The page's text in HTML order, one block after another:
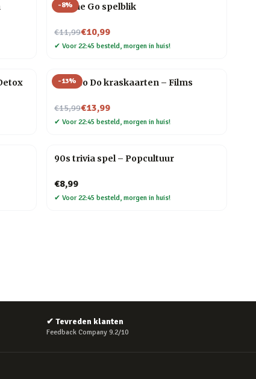
-8%
On The Go spelblik
€11,99
Nu voor€10,99
✔ Voor 22:45 besteld, morgen in huis!
-13%
What to Do kraskaarten – Films
€15,99
Nu voor€13,99
✔ Voor 22:45 besteld, morgen in huis!
90s trivia spel – Popcultuur
€8,99
✔ Voor 22:45 besteld, morgen in huis!
✔ Tevreden klanten
Feedback Company 9.2/10